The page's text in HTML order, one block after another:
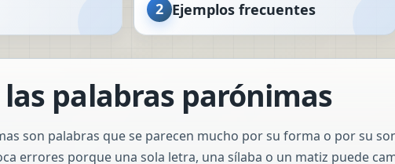
2 Ejemplos frecuentes
palabras parónimas
son palabras que se parecen mucho por su forma o por su
errores porque una sola letra, una sílaba o un matiz puede